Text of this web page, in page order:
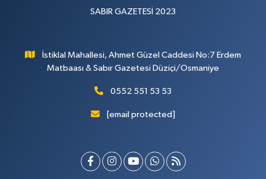
SABIR GAZETESİ 2023
İstiklal Mahallesi, Ahmet Güzel Caddesi No:7 Erdem
Matbaası & Sabır Gazetesi Düziçi/Osmaniye
0552 551 53 53
[email protected]